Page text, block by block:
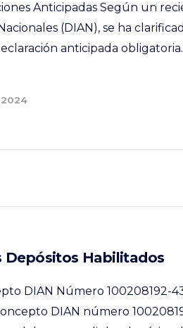
Anticipadas Según un
(DIAN), se ha
anticipada
2024
Depósitos Habilitados
DIAN Número 100208192-
DIAN número